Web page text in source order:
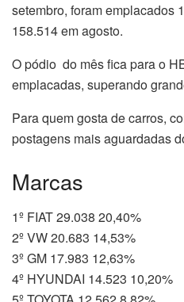
setembro, foram emplacados
158.514 em agosto.
O pódio do mês fica para o
emplacadas, superando
Para quem gosta de carros,
postagens mais aguardadas
Marcas
1º FIAT 29.038 20,40%
2º VW 20.683 14,53%
3º GM 17.983 12,63%
4º HYUNDAI 14.523 10,20%